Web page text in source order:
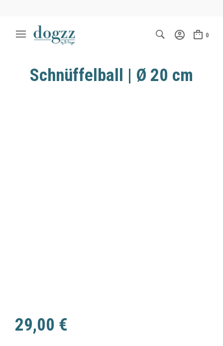
0
Schnüffelball | Ø 20 cm
29,00 €